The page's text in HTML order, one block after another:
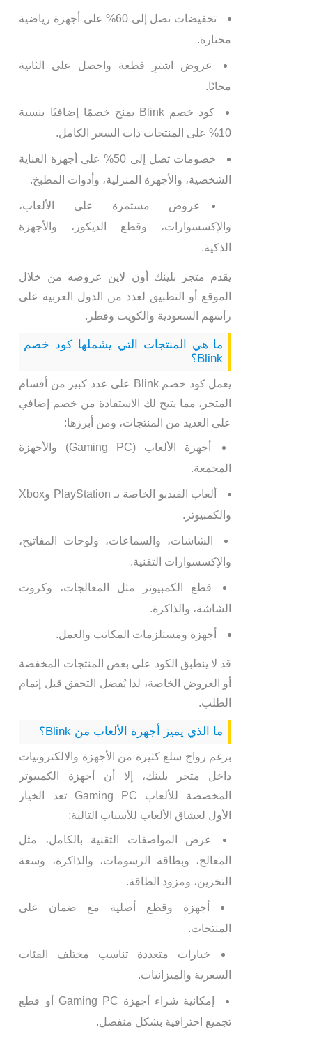
تخفيضات تصل إلى 60% على أجهزة رياضية
مختارة.
عروض اشترِ قطعة واحصل على الثانية
مجانًا.
كود خصم Blink يمنح خصمًا إضافيًا بنسبة
10% على المنتجات ذات السعر الكامل.
خصومات تصل إلى 50% على أجهزة العناية
الشخصية، والأجهزة المنزلية، وأدوات المطبخ.
عروض مستمرة على الألعاب،
والإكسسوارات، وقطع الديكور، والأجهزة
الذكية.
يقدم متجر بلينك أون لاين عروضه من خلال
الموقع أو التطبيق لعدد من الدول العربية على
رأسهم السعودية والكويت وقطر.
ما هي المنتجات التي يشملها كود خصم
Blink؟
يعمل كود خصم Blink على عدد كبير من أقسام
المتجر، مما يتيح لك الاستفادة من خصم إضافي
على العديد من المنتجات، ومن أبرزها:
أجهزة الألعاب (Gaming PC) والأجهزة
المجمعة.
ألعاب الفيديو الخاصة بـ PlayStation وXbox
والكمبيوتر.
الشاشات، والسماعات، ولوحات المفاتيح،
والإكسسوارات التقنية.
قطع الكمبيوتر مثل المعالجات، وكروت
الشاشة، والذاكرة.
أجهزة ومستلزمات المكاتب والعمل.
قد لا ينطبق الكود على بعض المنتجات المخفضة
أو العروض الخاصة، لذا يُفضل التحقق قبل إتمام
الطلب.
ما الذي يميز أجهزة الألعاب من Blink؟
برغم رواج سلع كثيرة من الأجهزة والالكترونيات
داخل متجر بلينك، إلا أن أجهزة الكمبيوتر
المخصصة للألعاب Gaming PC تعد الخيار
الأول لعشاق الألعاب للأسباب التالية:
عرض المواصفات التقنية بالكامل، مثل
المعالج، وبطاقة الرسومات، والذاكرة، وسعة
التخزين، ومزود الطاقة.
أجهزة وقطع أصلية مع ضمان على
المنتجات.
خيارات متعددة تناسب مختلف الفئات
السعرية والميزانيات.
إمكانية شراء أجهزة Gaming PC أو قطع
تجميع احترافية بشكل منفصل.